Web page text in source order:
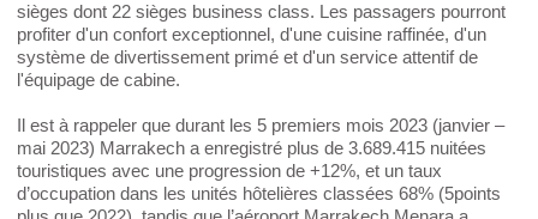
sièges dont 22 sièges business class. Les passagers pourront
profiter d'un confort exceptionnel, d'une cuisine raffinée, d'un
système de divertissement primé et d'un service attentif de
l'équipage de cabine.
Il est à rappeler que durant les 5 premiers mois 2023 (janvier –
mai 2023) Marrakech a enregistré plus de 3.689.415 nuitées
touristiques avec une progression de +12%, et un taux
d’occupation dans les unités hôtelières classées 68% (5points